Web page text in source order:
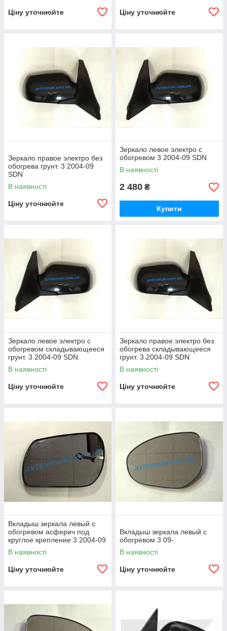
Ціну уточнюйте Ціну уточнюйте
Зеркало правое электро без
обогрева грунт. 3 2004-09
SDN
В наявності
Ціну уточнюйте
Зеркало левое электро с
обогревом 3 2004-09 SDN
В наявності
2 480 ₴
Купити
Зеркало левое электро с
обогревом складывающееся
грунт. 3 2004-09 SDN
В наявності
Ціну уточнюйте
Зеркало правое электро без
обогрева складывающееся
грунт. 3 2004-09 SDN
В наявності
Ціну уточнюйте
Вкладыш зеркала левый с
обогревом асферич под
круглое крепление 3 2004-09
SDN
В наявності
Ціну уточнюйте
Вкладыш зеркала левый с
обогревом 3 09-
В наявності
Ціну уточнюйте